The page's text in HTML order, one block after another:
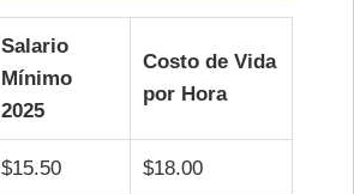
Salario
Mínimo
2025
Costo de Vida
por Hora
$15.50 $18.00